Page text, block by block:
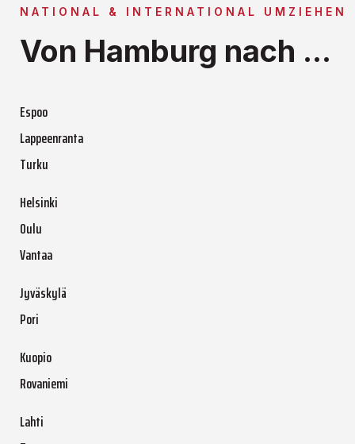
NATIONAL & INTERNATIONAL UMZIEHEN
Von Hamburg nach ...
Espoo
Lappeenranta
Turku
Helsinki
Oulu
Vantaa
Jyväskylä
Pori
Kuopio
Rovaniemi
Lahti